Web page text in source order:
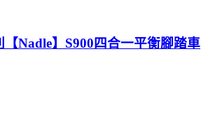
Nadle】S900四合一平衡腳踏車